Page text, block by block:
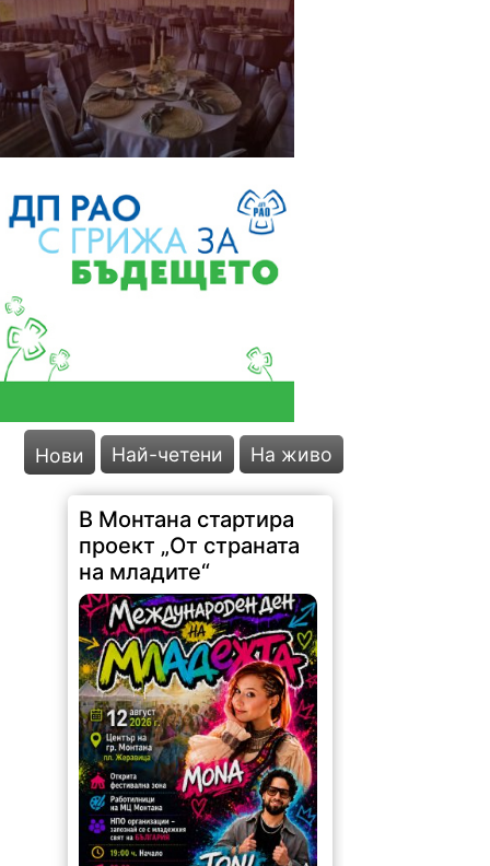
Нови Най-четени На живо
проект „От страната
на младите“
73 | 2026-08-05 18:13:41
Младежки център – Монтана
стартира изпълнението на
проект „От страната на младите“